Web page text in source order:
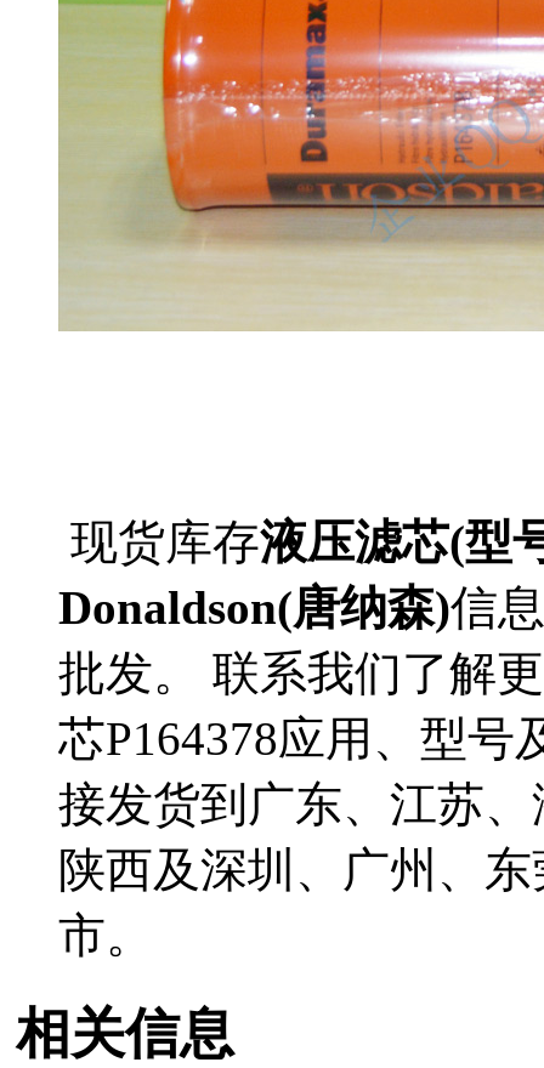
现货库存液压滤芯(型
Donaldson(唐纳森)信
批发。 联系我们了解
芯P164378应用、型号
接发货到广东、江苏
陕西及深圳、广州、
市。
相关信息